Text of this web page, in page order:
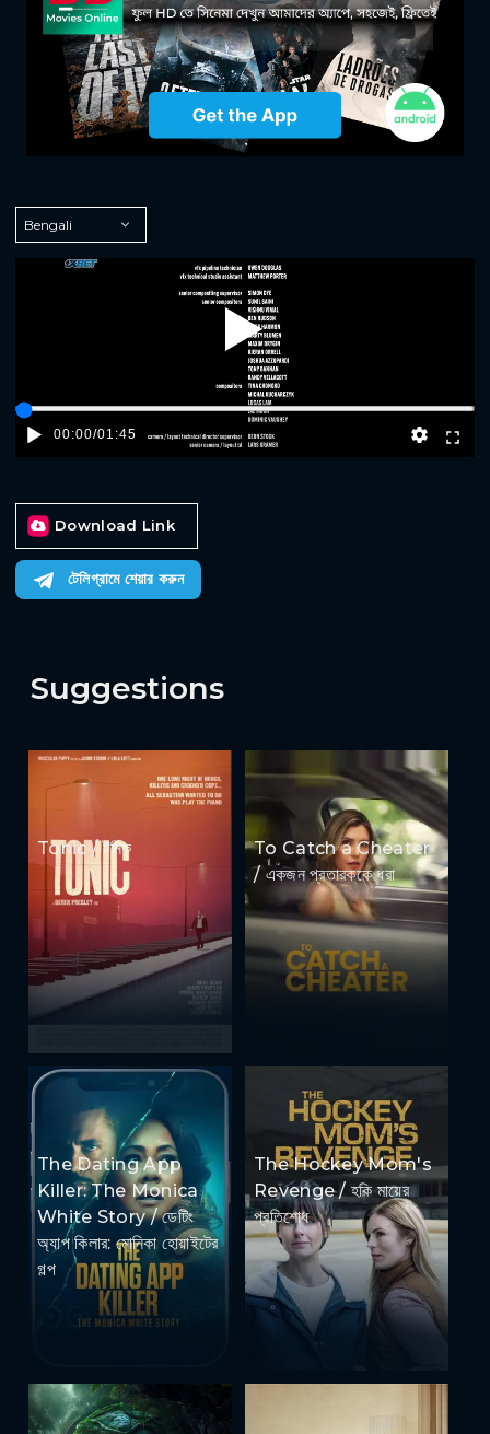
Play
00:00/01:45
Download Link
টেলিগ্রামে শেয়ার করুন
Suggestions
Tonic / টনিক
To Catch a Cheater
/ একজন প্রতারককে ধরা
The Dating App
Killer: The Monica
White Story / ডেটিং
অ্যাপ কিলার: মোনিকা হোয়াইটের
গল্প
The Hockey Mom's
Revenge / হকি মায়ের
প্রতিশোধ